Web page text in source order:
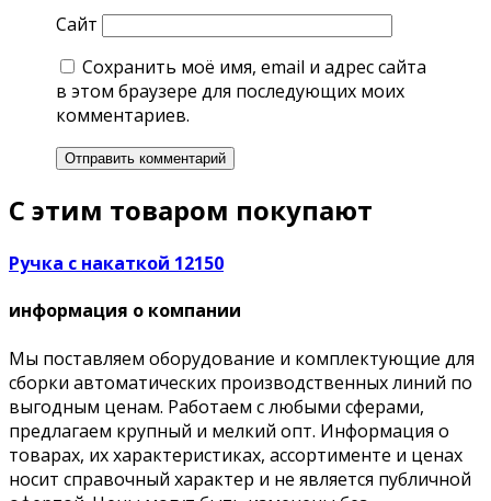
Сайт
Сохранить моё имя, email и адрес сайта
в этом браузере для последующих моих
комментариев.
С этим товаром покупают
Ручка с накаткой 12150
информация о компании
Мы поставляем оборудование и комплектующие для
сборки автоматических производственных линий по
выгодным ценам. Работаем с любыми сферами,
предлагаем крупный и мелкий опт. Информация о
товарах, их характеристиках, ассортименте и ценах
носит справочный характер и не является публичной